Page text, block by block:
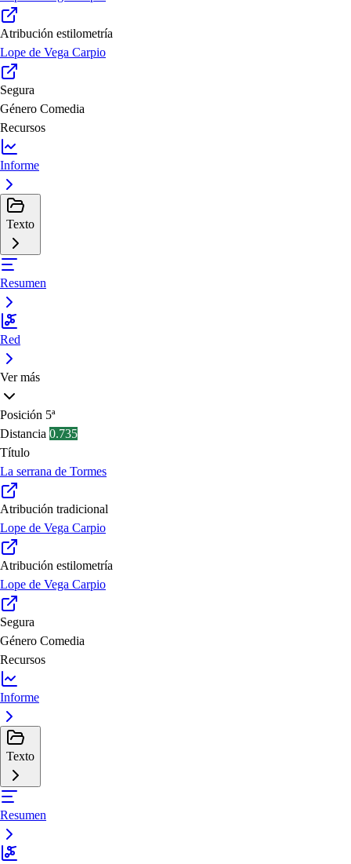
Atribución estilometría
Lope de Vega Carpio
Segura
Género Comedia
Recursos
Informe
Texto
Resumen
Red
Ver más
Posición 5ª
Distancia 0.735
Título
La serrana de Tormes
Atribución tradicional
Lope de Vega Carpio
Atribución estilometría
Lope de Vega Carpio
Segura
Género Comedia
Recursos
Informe
Texto
Resumen